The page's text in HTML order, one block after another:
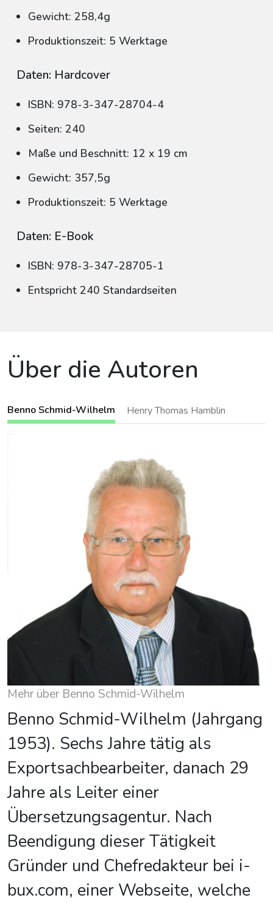
Gewicht: 258,4g
Produktionszeit: 5 Werktage
Daten: Hardcover
ISBN: 978-3-347-28704-4
Seiten: 240
Maße und Beschnitt: 12 x 19 cm
Gewicht: 357,5g
Produktionszeit: 5 Werktage
Daten: E-Book
ISBN: 978-3-347-28705-1
Entspricht 240 Standardseiten
Über die Autoren
Benno Schmid-Wilhelm Henry Thomas Hamblin
Mehr über Benno Schmid-Wilhelm
Benno Schmid-Wilhelm (Jahrgang
1953). Sechs Jahre tätig als
Exportsachbearbeiter, danach 29
Jahre als Leiter einer
Übersetzungsagentur. Nach
Beendigung dieser Tätigkeit
Gründer und Chefredakteur bei i-
bux.com, einer Webseite, welche